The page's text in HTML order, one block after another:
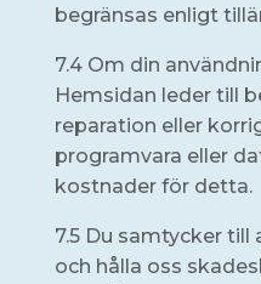
begränsas enligt
7.4 Om din
Hemsidan leder till
reparation eller
programvara eller
kostnader för detta.
7.5 Du samtycker
och hålla oss